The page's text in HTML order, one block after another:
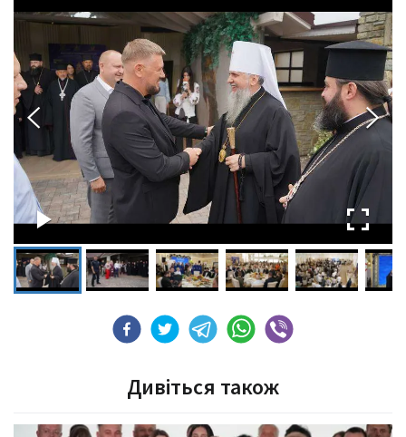
Дивіться також